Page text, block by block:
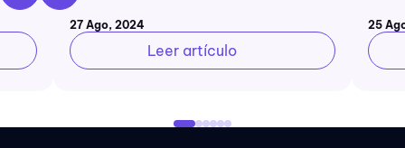
27 Ago, 2024
Leer artículo
25